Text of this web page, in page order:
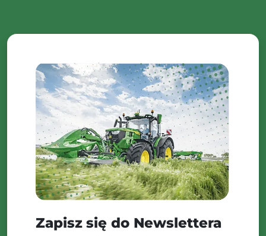
Zapisz się do Newslettera